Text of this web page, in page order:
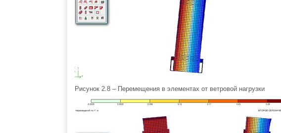
Рисунок 2.8 – Перемещения в элементах от ветровой нагрузки